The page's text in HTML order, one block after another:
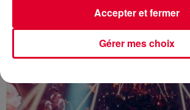
Gérer mes choix
Accepter et fermer